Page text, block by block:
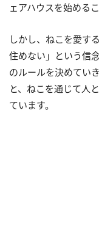
ェアハウスを始める
しかし、ねこを愛す
住めない」という信
のルールを決めてい
と、ねこを通じて人
ています。